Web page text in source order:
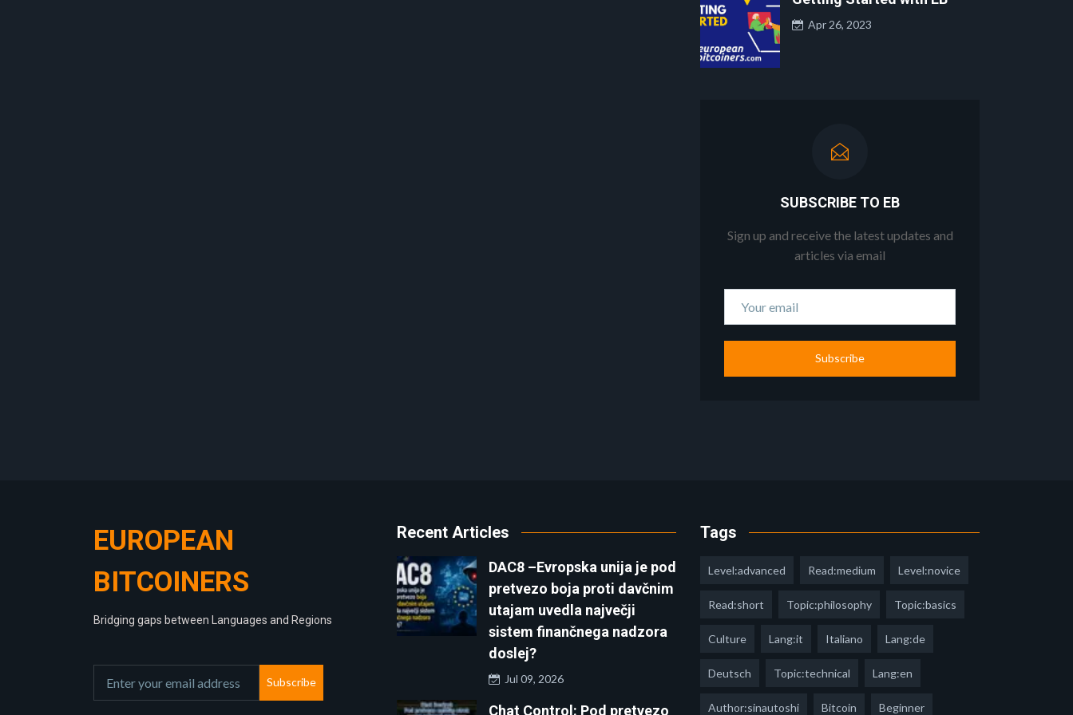
Apr 26, 2023
SUBSCRIBE TO EB
Sign up and receive the latest updates and
articles via email
Subscribe
EUROPEAN
BITCOINERS
Bridging gaps between Languages and Regions
Subscribe
Recent Articles
DAC8 –Evropska unija je pod
pretvezo boja proti davčnim
utajam uvedla največji
sistem finančnega nadzora
doslej?
Jul 09, 2026
Chat Control: Pod pretvezo
Tags
Level:advanced Read:medium Level:novice
Read:short Topic:philosophy Topic:basics
Culture Lang:it Italiano Lang:de
Deutsch Topic:technical Lang:en
Author:sinautoshi Bitcoin Beginner